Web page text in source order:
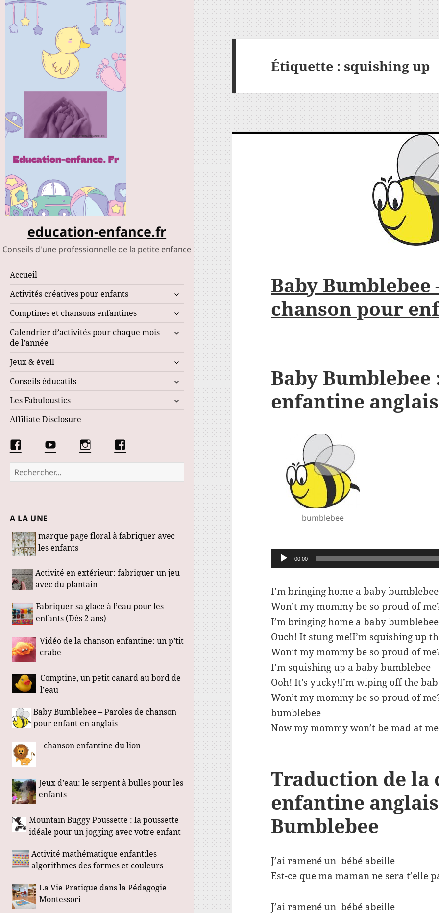
education-enfance.fr
Conseils d'une professionnelle de la petite enfance
Accueil
Activités créatives pour enfants
ouvrir
sous-
Comptines et chansons enfantines
ouvrir
sous-
Calendrier d’activités pour chaque mois
de l’année
ouvrir
menu
Jeux & éveil
ouvrir
sous-
Conseils éducatifs
ouvrir
sous-
Les Fabuloustics
ouvrir
Affiliate Disclosure
Facebook
Les
Fabuloustics
Conseils
d’une
éducatrice
de
Éduquer
les
petits
La
communauté
Marmotille
Rechercher :
A LA UNE
marque page floral à fabriquer avec
les enfants
Activité en extérieur: fabriquer un jeu
avec du plantain
Fabriquer sa glace à l’eau pour les
enfants (Dès 2 ans)
Vidéo de la chanson enfantine: un p’tit
crabe
Comptine, un petit canard au bord de
l’eau
Baby Bumblebee – Paroles de chanson
pour enfant en anglais
chanson enfantine du lion
Jeux d’eau: le serpent à bulles pour les
enfants
Mountain Buggy Poussette : la poussette
idéale pour un jogging avec votre enfant
Activité mathématique enfant:les
algorithmes des formes et couleurs
La Vie Pratique dans la Pédagogie
Montessori
Étiquette :squishing up
Baby Bumblebee
chanson pour
Baby Bumblebee
enfantine
bumblebee
Lecteur
audio
00:00
I’m bringing home a baby bumblebee
Won’t my mommy be so proud of
I’m bringing home a baby bumblebee
Ouch! It stung me!I’m squishing up
Won’t my mommy be so proud of
I’m squishing up a baby bumblebee
Ooh! It’s yucky!I’m wiping off the
Won’t my mommy be so proud of
bumblebee
Now my mommy won’t be mad at
Traduction de la
enfantine
Bumblebee
J’ai ramené un bébé abeille
Est-ce que ma maman ne sera t’elle
J’ai ramené un bébé abeille